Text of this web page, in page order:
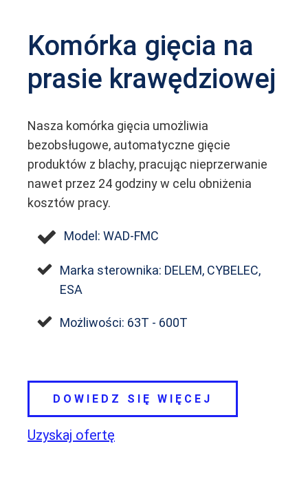
Komórka gięcia na
prasie krawędziowej
Nasza komórka gięcia umożliwia
bezobsługowe, automatyczne gięcie
produktów z blachy, pracując nieprzerwanie
nawet przez 24 godziny w celu obniżenia
kosztów pracy.
Model: WAD-FMC
Marka sterownika: DELEM, CYBELEC,
ESA
Możliwości: 63T - 600T
DOWIEDZ SIĘ WIĘCEJ
Uzyskaj ofertę